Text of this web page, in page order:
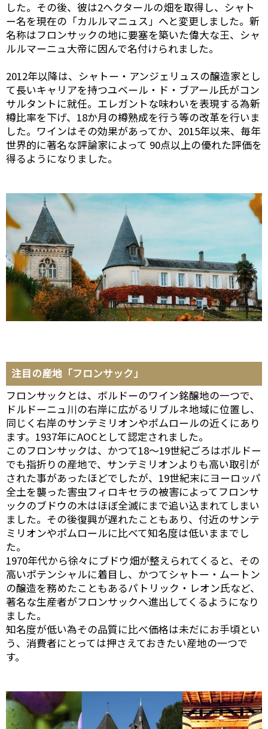
した。その後、彼は2ヘクタールの畑を取得し、シャト
ー名を現在の「カルルマニュス」へと変更しました。新
名称はフロンサックの地に要塞を築いた偉大な王、シャ
ルルマーニュ大帝に因んで名付けられました。
2012年以降は、シャトー・アンジェリュスの醸造家とし
て長いキャリアを持つユベール・ド・ブアール氏がコン
サルタントに就任。エレガントな味わいを表現する為新
樽比率を下げ、18か月の樽熟成を行う等の改革を行いま
した。ワインはその効果があってか、2015年以来、毎年
世界的に著名な評論家によって 90点以上の優れた評価を
得るようになりました。
注目の産地「フロンサック」
フロンサックとは、ボルドーのワイン銘醸地の一つで、
ドルドーニュ川の右岸に広がるリブルネ地域に位置し、
同じく右岸のサンテミリオンやポムロールの近くにあり
ます。1937年にAOCとして認定されました。
このフロンサックは、かつて18～19世紀ごろはボルドー
でも指折りの産地で、サンテミリオンよりも高い取引が
された事があったほどでしたが、19世紀末にヨーロッパ
全土を襲った害虫フィロキセラの被害によってフロンサ
ックのブドウの木はほぼ全滅にまで追い込まれてしまい
ました。その後復興が遅れたこともあり、付近のサンテ
ミリオンやポムロールに比べて知名度は低いままでし
た。
1970年代から徐々にブドウ畑が整えられてくると、その
高いポテンシャルに着目し、かつてシャトー・ムートン
の醸造を務めたこともあるパトリック・レオン氏など、
著名な生産者がフロンサックへ進出してくるようになり
ました。
知名度が低い為その品質に比べ価格は未だにお手頃とい
う、消費者にとっては押さえておきたい産地の一つで
す。